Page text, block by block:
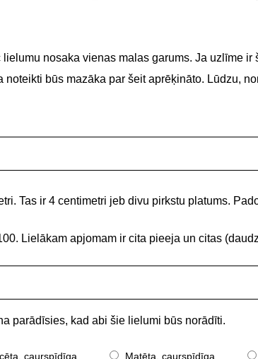
nosaka vienas malas garums. Ja uzlīme
būs mazāka par šeit aprēķināto. Lūdzu,
Tas ir 4 centimetri jeb divu pirkstu platums.
Lielākam apjomam ir cita pieeja un citas
parādīsies, kad abi šie lielumi būs norādīti.
caurspīdīga
Matēta, caurspīdīga